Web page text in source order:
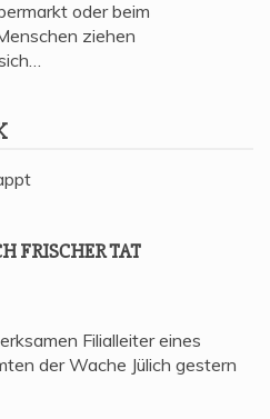
oder beim
ziehen
FRI­SCHER TAT
Filialleiter eines
der Wache Jülich gestern